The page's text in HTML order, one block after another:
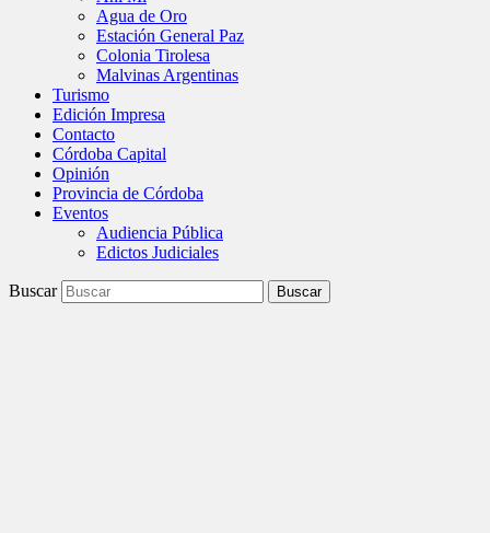
Agua de Oro
Estación General Paz
Colonia Tirolesa
Malvinas Argentinas
Turismo
Edición Impresa
Contacto
Córdoba Capital
Opinión
Provincia de Córdoba
Eventos
Audiencia Pública
Edictos Judiciales
Buscar